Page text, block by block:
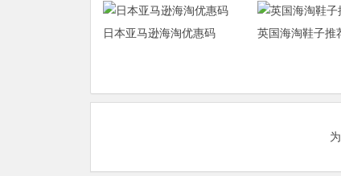
日本亚马逊海淘优惠码
英国海淘鞋子推